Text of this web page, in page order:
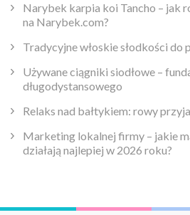
Narybek karpia koi Tancho – jak
na Narybek.com?
Tradycyjne włoskie słodkości do
Używane ciągniki siodłowe –
długodystansowego
Relaks nad bałtykiem: rowy
Marketing lokalnej firmy – jakie
działają najlepiej w 2026 roku?